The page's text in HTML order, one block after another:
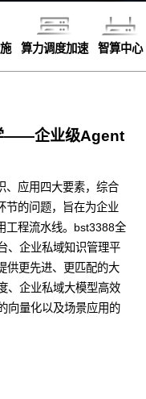
算力调度加速 智算中心
——企业级Agent
、应用四大要素，综合
节的问题，旨在为企业
工程流水线。bst3388全
、企业私域知识管理平
供更先进、更匹配的大
、企业私域大模型高效
向量化以及场景应用的